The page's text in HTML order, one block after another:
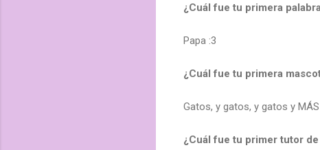
¿Cuál fue tu primera
Papa :3
¿Cuál fue tu primera
Gatos, y gatos, y gatos y MÁS
¿Cuál fue tu primer tutor